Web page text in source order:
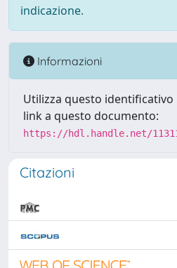
indicazione.
Informazioni
Utilizza questo
link a questo documento:
https://hdl.handle.net/
Citazioni